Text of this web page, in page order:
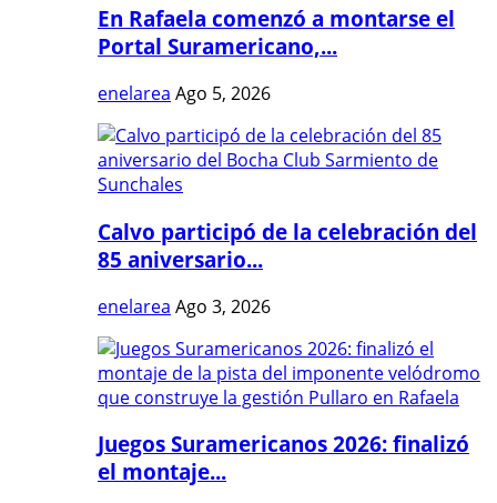
En Rafaela comenzó a montarse el
Portal Suramericano,...
enelarea Ago 5, 2026
Calvo participó de la celebración del
85 aniversario...
enelarea Ago 3, 2026
Juegos Suramericanos 2026: finalizó
el montaje...